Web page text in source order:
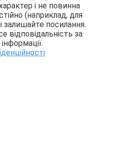
і не повинна
(наприклад, для
залишайте посилання.
відповідальність за